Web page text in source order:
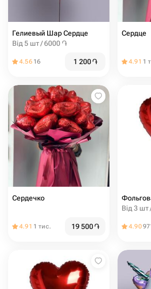
Гелиевый Шар Сердце
Від 5 шт / 6000 ֏
4.56 16 1 200֏
Сердце
4.91 1
Сердечко
4.91 1 тис. 19 500֏
Від 3
4.90